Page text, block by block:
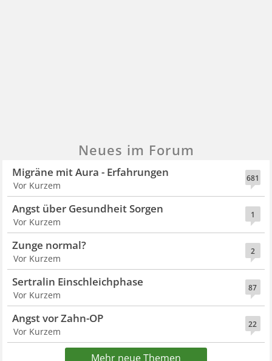
Neues im Forum
681
Migräne mit Aura - Erfahrungen
Vor Kurzem
1
Angst über Gesundheit Sorgen
Vor Kurzem
2
Zunge normal?
Vor Kurzem
87
Sertralin Einschleichphase
Vor Kurzem
22
Angst vor Zahn-OP
Vor Kurzem
Mehr neue Themen